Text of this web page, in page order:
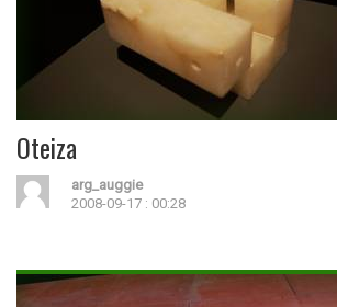
Oteiza
arg_auggie
2008-09-17 : 00:28